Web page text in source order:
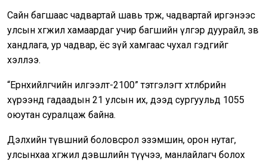
Сайн багшаас чадвартай шавь төрж, чадвартай иргэнээс
улсын хөгжил хамаардаг учир багшийн үлгэр дуурайл, зөв
хандлага, ур чадвар, ёс зүй хамгаас чухал гэдгийг
хэллээ.
“Ерөнхийлөгчийн илгээлт-2100” тэтгэлэгт хөтөлбөрийн
хүрээнд гадаадын 21 улсын их, дээд сургуульд 1055
оюутан суралцаж байна.
Дэлхийн түвшний боловсрол эзэмшин, орон нутаг,
улсынхаа хөгжил дэвшлийн түүчээ, манлайлагч болох